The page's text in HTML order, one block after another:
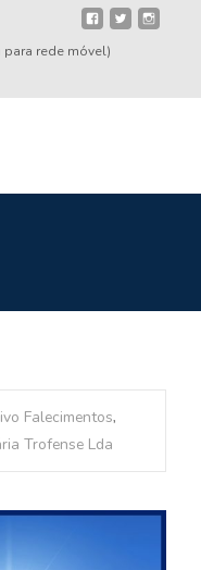
para rede móvel)
Falecimentos,
Trofense Lda